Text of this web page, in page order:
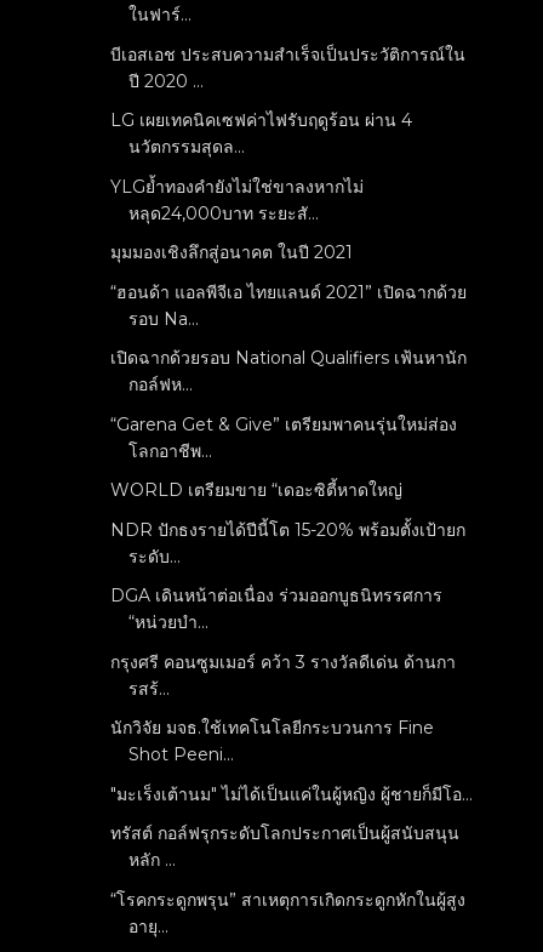
ในฟาร์...
บีเอสเอช ประสบความสำเร็จเป็นประวัติการณ์ใน
ปี 2020 ...
LG เผยเทคนิคเซฟค่าไฟรับฤดูร้อน ผ่าน 4
นวัตกรรมสุดล...
YLGย้ำทองคำยังไม่ใช่ขาลงหากไม่
หลุด24,000บาท ระยะสั...
มุมมองเชิงลึกสู่อนาคต ในปี 2021
“ฮอนด้า แอลพีจีเอ ไทยแลนด์ 2021” เปิดฉากด้วย
รอบ Na...
เปิดฉากด้วยรอบ National Qualifiers เฟ้นหานัก
กอล์ฟห...
“Garena Get & Give” เตรียมพาคนรุ่นใหม่ส่อง
โลกอาชีพ...
WORLD เตรียมขาย “เดอะซิตี้หาดใหญ่
NDR ปักธงรายได้ปีนี้โต 15-20% พร้อมตั้งเป้ายก
ระดับ...
DGA เดินหน้าต่อเนื่อง ร่วมออกบูธนิทรรศการ
“หน่วยบำ...
กรุงศรี คอนซูมเมอร์ คว้า 3 รางวัลดีเด่น ด้านกา
รสร้...
นักวิจัย มจธ.ใช้เทคโนโลยีกระบวนการ Fine
Shot Peeni...
"มะเร็งเต้านม" ไม่ได้เป็นแค่ในผู้หญิง ผู้ชายก็มีโอ...
ทรัสต์ กอล์ฟรุกระดับโลกประกาศเป็นผู้สนับสนุน
หลัก ...
“โรคกระดูกพรุน” สาเหตุการเกิดกระดูกหักในผู้สูง
อายุ...